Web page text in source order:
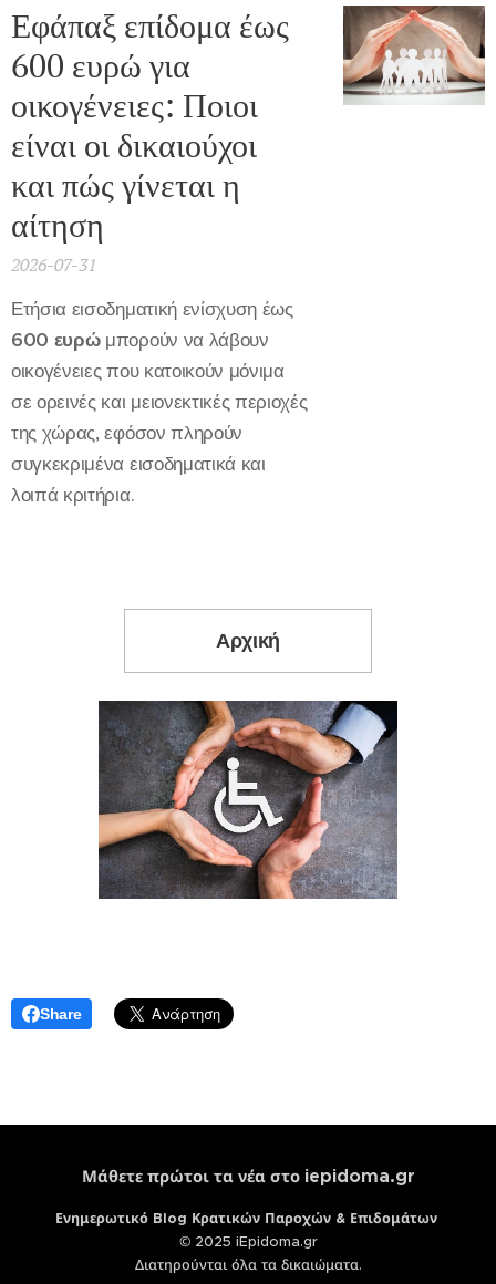
Εφάπαξ επίδομα έως
600 ευρώ για
οικογένειες: Ποιοι
είναι οι δικαιούχοι
και πώς γίνεται η
αίτηση
2026-07-31
Ετήσια εισοδηματική ενίσχυση έως
600 ευρώμπορούν να λάβουν
οικογένειες που κατοικούν μόνιμα
σε ορεινές και μειονεκτικές περιοχές
της χώρας, εφόσον πληρούν
συγκεκριμένα εισοδηματικά και
λοιπά κριτήρια.
Αρχική
Share
Μάθετε πρώτοι τα νέα στο iepidoma.gr
Ενημερωτικό Blog Κρατικών Παροχών & Επιδομάτων
© 2025 iEpidoma.gr
Διατηρούνται όλα τα δικαιώματα.